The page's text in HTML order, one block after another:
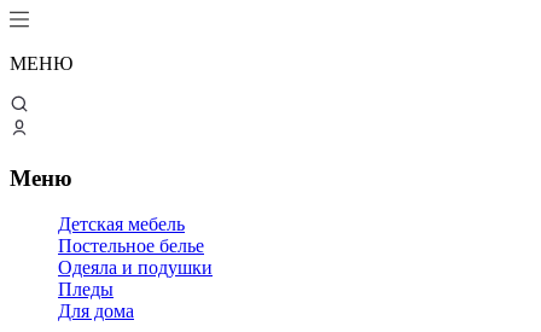
МЕНЮ
Меню
Детская мебель
Постельное белье
Одеяла и подушки
Пледы
Для дома